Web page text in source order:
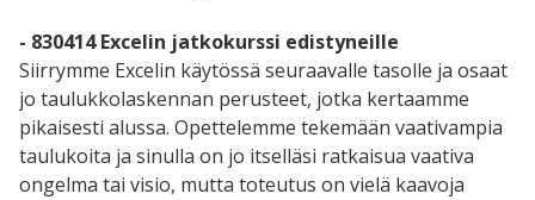
- 830414 Excelin jatkokurssi edistyneille
Siirrymme Excelin käytössä seuraavalle tasolle ja osaat
jo taulukkolaskennan perusteet, jotka kertaamme
pikaisesti alussa. Opettelemme tekemään vaativampia
taulukoita ja sinulla on jo itselläsi ratkaisua vaativa
ongelma tai visio, mutta toteutus on vielä kaavoja